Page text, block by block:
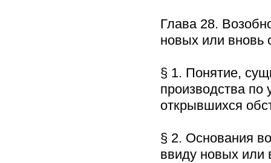
Глава 28.
новых или
§ 1. Понятие,
производства по
открывшихся
§ 2. Основания
ввиду новых